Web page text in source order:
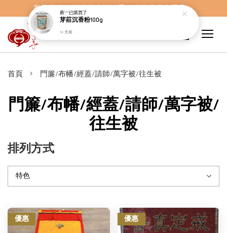
歡迎蒞臨，妙蓮華奇楠沉香，妙蓮華佛事用品。
首頁 › 門簾/布幡/經蓋/請師/萬字被/往生被
門簾/布幡/經蓋/請師/萬字被/
往生被
排列方式
優惠 優惠
蔡***已購買了
芽莊沉香粉100g
14 天前